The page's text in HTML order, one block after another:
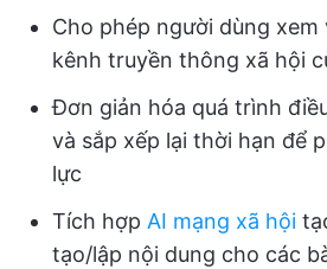
Cho phép người dùng xem
kênh truyền thông xã hội
Đơn giản hóa quá trình
và sắp xếp lại thời hạn để
lực
Tích hợp AI mạng xã hội
tạo/lập nội dung cho các